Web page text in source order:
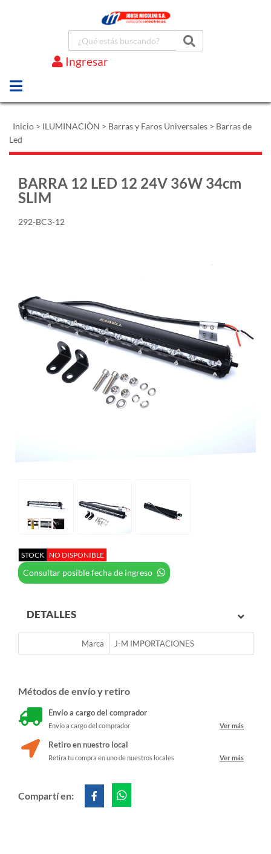
Ingresar
Inicio > ILUMINACIÒN > Barras y Faros Universales > Barras de
Led
BARRA 12 LED 12 24V 36W 34cm
SLIM
292-BC3-12
STOCK NO DISPONIBLE
Consultar posible fecha de ingreso
DETALLES
Marca J-M IMPORTACIONES
Métodos de envío y retiro
Envío a cargo del comprador
Envío a cargo del comprador Ver más
Retiro en nuestro local
Retira tu compra en uno de nuestros locales Ver más
Compartí en: